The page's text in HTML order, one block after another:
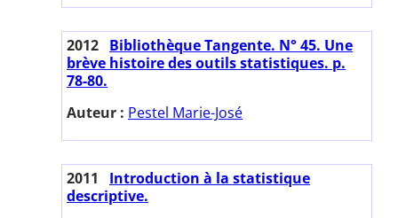
2012 Bibliothèque Tangente. N° 45. Une
brève histoire des outils statistiques. p.
78-80.
Auteur : Pestel Marie-José
2011
Introduction à la statistique
descriptive.